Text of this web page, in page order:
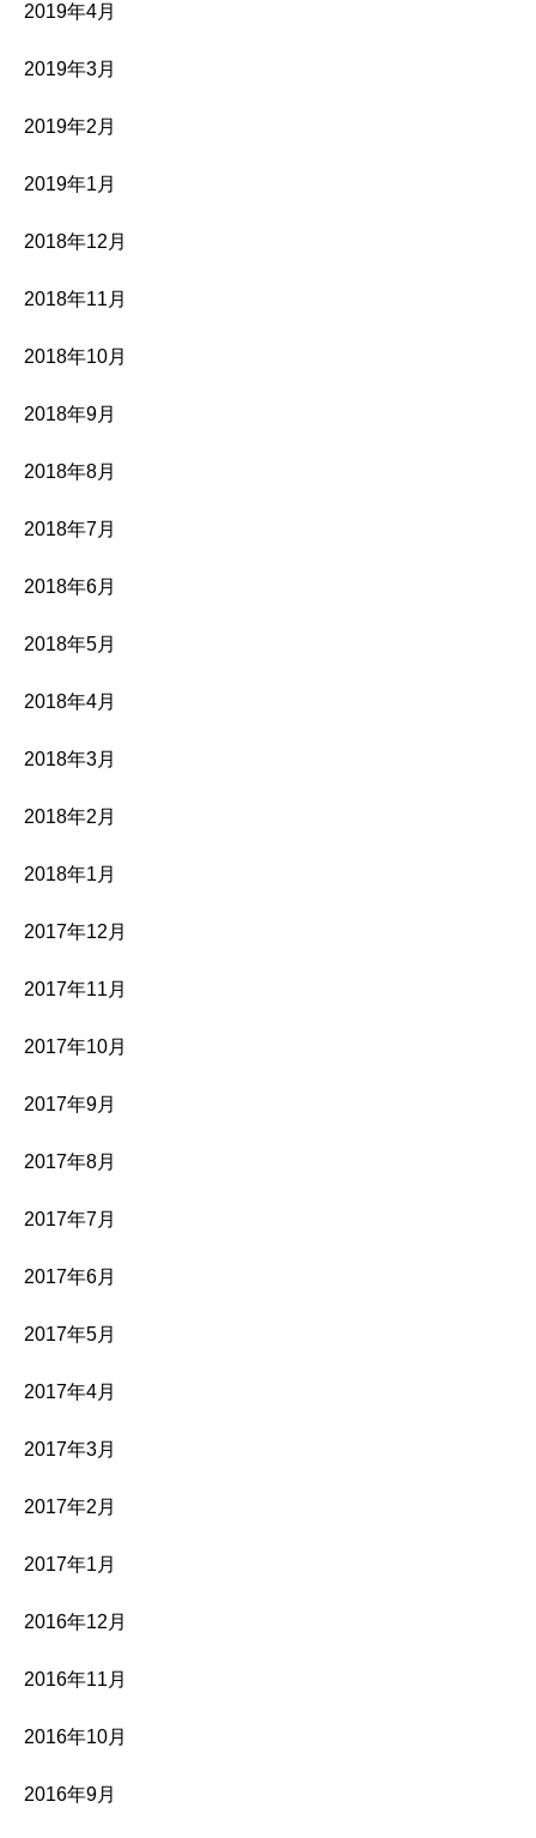
2019年4月
2019年3月
2019年2月
2019年1月
2018年12月
2018年11月
2018年10月
2018年9月
2018年8月
2018年7月
2018年6月
2018年5月
2018年4月
2018年3月
2018年2月
2018年1月
2017年12月
2017年11月
2017年10月
2017年9月
2017年8月
2017年7月
2017年6月
2017年5月
2017年4月
2017年3月
2017年2月
2017年1月
2016年12月
2016年11月
2016年10月
2016年9月